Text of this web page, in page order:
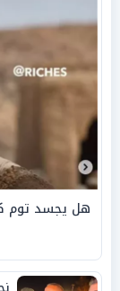
هل يجسد توم